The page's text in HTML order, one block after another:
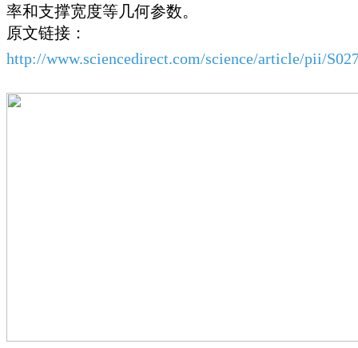
率和支撑宽度等几何参数。
原文链接：
http://www.sciencedirect.com/science/article/pii/